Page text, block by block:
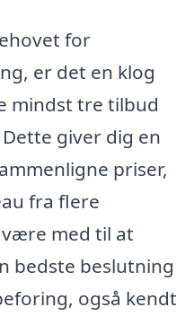
for
er det en klog
mindst tre tilbud
giver dig en
priser,
fra flere
med til at
bedste beslutning
også kendt